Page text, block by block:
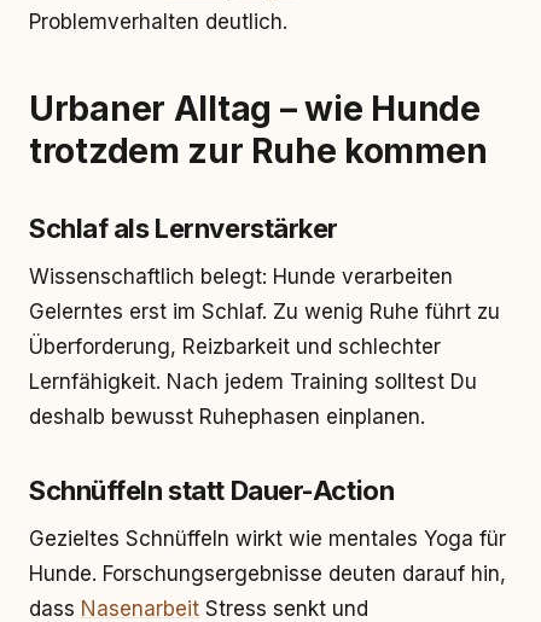
Problemverhalten deutlich.
Urbaner Alltag – wie Hunde
trotzdem zur Ruhe kommen
Schlaf als Lernverstärker
Wissenschaftlich belegt: Hunde verarbeiten
Gelerntes erst im Schlaf. Zu wenig Ruhe führt zu
Überforderung, Reizbarkeit und schlechter
Lernfähigkeit. Nach jedem Training solltest Du
deshalb bewusst Ruhephasen einplanen.
Schnüffeln statt Dauer-Action
Gezieltes Schnüffeln wirkt wie mentales Yoga für
Hunde. Forschungsergebnisse deuten darauf hin,
dass Nasenarbeit Stress senkt und